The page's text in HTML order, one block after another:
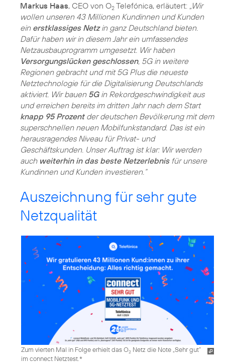
Markus Haas, CEO von O2 Telefónica, erläutert: „Wir
wollen unseren 43 Millionen Kundinnen und Kunden
ein erstklassiges Netzin ganz Deutschland bieten.
Dafür haben wir in diesem Jahr ein umfassendes
Netzausbauprogramm umgesetzt. Wir haben
Versorgungslücken geschlossen, 5G in weitere
Regionen gebracht und mit 5G Plus die neueste
Netztechnologie für die Digitalisierung Deutschlands
aktiviert. Wir bauen 5Gin Rekordgeschwindigkeit aus
und erreichen bereits im dritten Jahr nach dem Start
knapp 95 Prozentder deutschen Bevölkerung mit dem
superschnellen neuen Mobilfunkstandard. Das ist ein
herausragendes Niveau für Privat- und
Geschäftskunden. Unser Auftrag ist klar: Wir werden
auch weiterhin in das beste Netzerlebnisfür unsere
Kundinnen und Kunden investieren.“
Auszeichnung für sehr gute
Netzqualität
Zum vierten Mal in Folge erhielt das O2 Netz die Note „Sehr gut“
im connect Netztest.*